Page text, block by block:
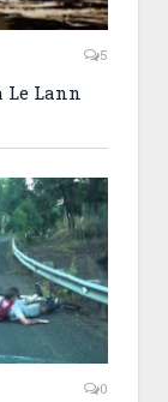
5
Le Lann
0